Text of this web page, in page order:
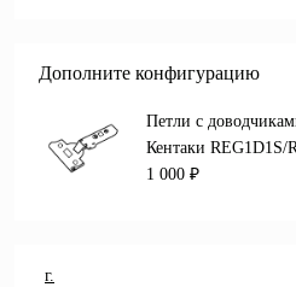
Дополните конфигурацию
Петли с
Кентаки REG1D1S/
1 000 ₽
г.